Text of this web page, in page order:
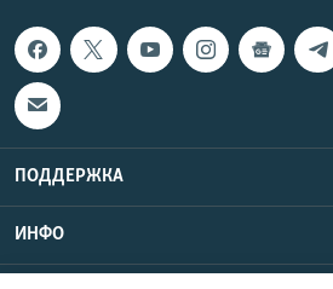
ПОДДЕРЖКА
ИНФО